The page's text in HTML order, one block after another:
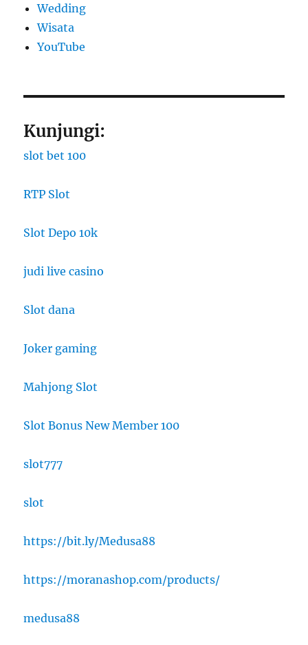
Wedding
Wisata
YouTube
Kunjungi:
slot bet 100
RTP Slot
Slot Depo 10k
judi live casino
Slot dana
Joker gaming
Mahjong Slot
Slot Bonus New Member 100
slot777
slot
https://bit.ly/Medusa88
https://moranashop.com/products/
medusa88